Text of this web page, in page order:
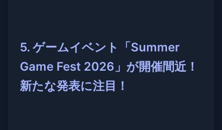
5. ゲームイベント「Summer
Game Fest 2026」が開催間近！
新たな発表に注目！